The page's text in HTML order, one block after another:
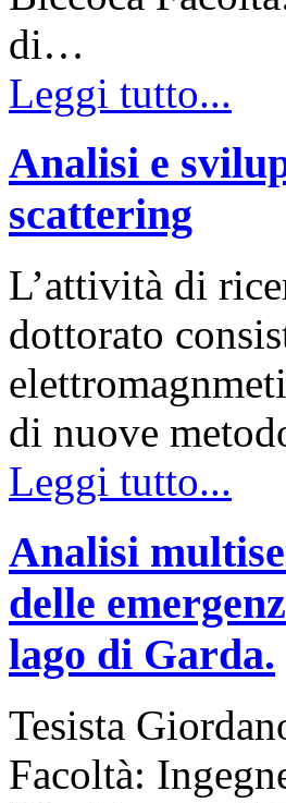
di…
Leggi tutto...
Analisi e
scattering
L’attività di
dottorato
di nuove
Leggi tutto...
Analisi
delle
lago di Garda.
Tesista
Facoltà: